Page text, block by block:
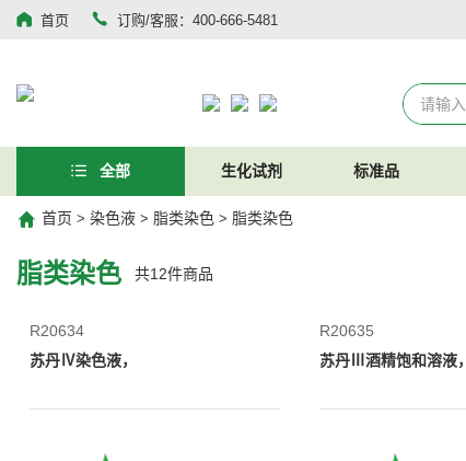
首页 订购/客服：400-666-5481
全部 生化试剂 标准品
首页 > 染色液 > 脂类染色 > 脂类染色
脂类染色 共12件商品
R20634
苏丹Ⅳ染色液，
R20635
苏丹Ⅲ酒精饱和溶液，